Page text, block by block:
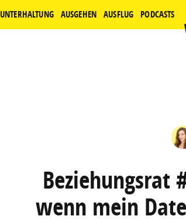
UNTERHALTUNG AUSGEHEN AUSFLUG PODCASTS
Beziehungsrat
wenn mein